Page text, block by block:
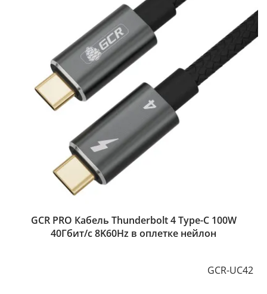
GCR PRO Кабель Thunderbolt 4 Type-C 100W
40Гбит/с 8K60Hz в оплетке нейлон
GCR-UC42